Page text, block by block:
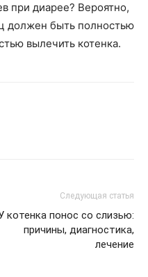
при диарее? Вероятно,
должен быть полностью
вылечить котенка.
Следующая статья
котенка понос со слизью:
причины, диагностика,
лечение